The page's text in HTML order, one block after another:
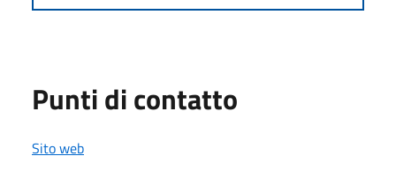
Punti di contatto
Sito web